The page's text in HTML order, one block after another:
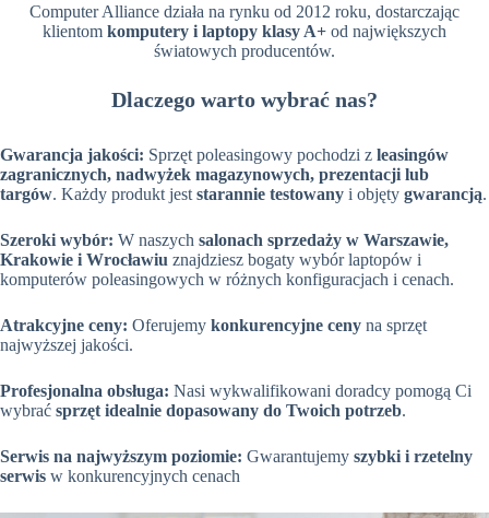
Computer Alliance działa na rynku od 2012 roku, dostarczając
klientom komputery i laptopy klasy A+ od największych
światowych producentów.
Dlaczego warto wybrać nas?
Gwarancja jakości: Sprzęt poleasingowy pochodzi z leasingów
zagranicznych, nadwyżek magazynowych, prezentacji lub
targów. Każdy produkt jest starannie testowany i objęty gwarancją.
Szeroki wybór: W naszych salonach sprzedaży w Warszawie,
Krakowie i Wrocławiu znajdziesz bogaty wybór laptopów i
komputerów poleasingowych w różnych konfiguracjach i cenach.
Atrakcyjne ceny: Oferujemy konkurencyjne ceny na sprzęt
najwyższej jakości.
Profesjonalna obsługa: Nasi wykwalifikowani doradcy pomogą Ci
wybrać sprzęt idealnie dopasowany do Twoich potrzeb.
Serwis na najwyższym poziomie: Gwarantujemy szybki i rzetelny
serwis w konkurencyjnych cenach